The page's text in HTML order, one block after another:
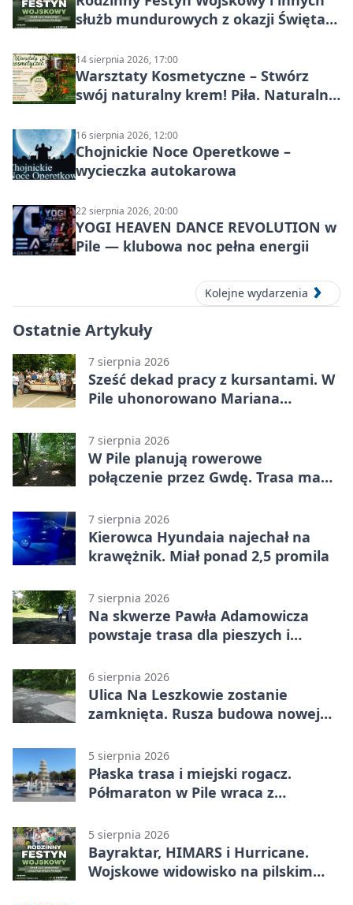
służb mundurowych z okazji Święta
14 sierpnia 2026, 17:00
Warsztaty Kosmetyczne – Stwórz
swój naturalny krem! Piła. Naturalna
16 sierpnia 2026, 12:00
Chojnickie Noce Operetkowe –
wycieczka autokarowa
22 sierpnia 2026, 20:00
YOGI HEAVEN DANCE REVOLUTION w
Pile — klubowa noc pełna energii
Kolejne wydarzenia
Ostatnie Artykuły
7 sierpnia 2026
Sześć dekad pracy z kursantami. W
Pile uhonorowano Mariana
7 sierpnia 2026
W Pile planują rowerowe
połączenie przez Gwdę. Trasa ma
7 sierpnia 2026
Kierowca Hyundaia najechał na
krawężnik. Miał ponad 2,5 promila
7 sierpnia 2026
Na skwerze Pawła Adamowicza
powstaje trasa dla pieszych i
6 sierpnia 2026
Ulica Na Leszkowie zostanie
zamknięta. Rusza budowa nowej
5 sierpnia 2026
Płaska trasa i miejski rogacz.
Półmaraton w Pile wraca z
5 sierpnia 2026
Bayraktar, HIMARS i Hurricane.
Wojskowe widowisko na pilskim